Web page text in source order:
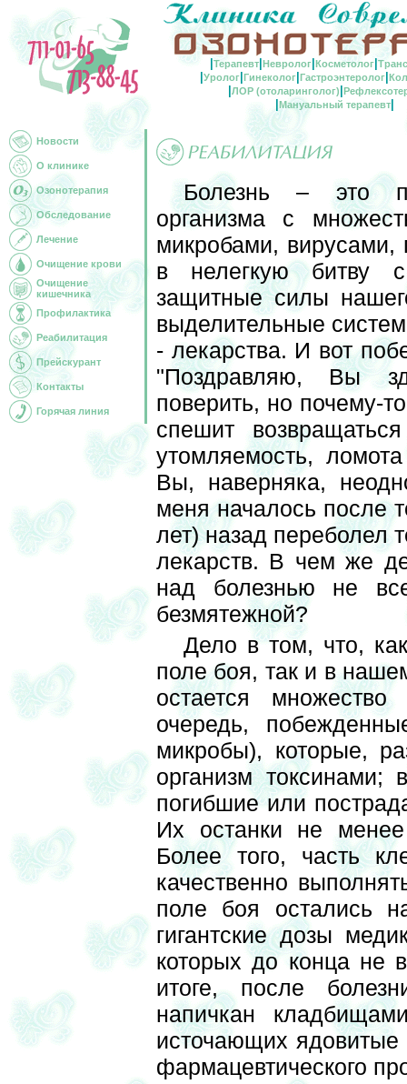
Терапевт| Невролог| Косметолог|
Уролог| Гинеколог| Гастроэнтеролог|
ЛОР (отоларинголог)
Мануальный терапевт
Новости
О клинике
Озонотерапия
Обследование
Лечение
Очищение крови
Очищение
кишечника
Профилактика
Реабилитация
Прейскурант
Контакты
Горячая линия
Болезнь – это
организма с
микробами,
в нелегкую битву
защитные силы
выделительные
- лекарства. И вот
"Поздравляю, Вы
поверить, но почему-
спешит
утомляемость,
Вы, наверняка,
меня началось после
лет) назад переболел
лекарств. В чем же
над болезнью не
безмятежной?
Дело в том, что,
поле боя, так и в
остается
очередь,
микробы), которые,
организм
погибшие или
Их останки не
Более того, часть
качественно
поле боя остались
гигантские дозы
которых до конца не
итоге, после
напичкан
источающих
фармацевтического